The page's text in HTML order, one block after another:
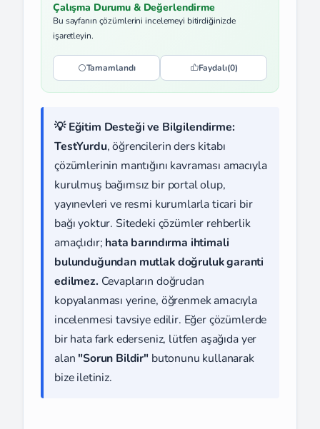
Çalışma Durumu & Değerlendirme
Bu sayfanın çözümlerini incelemeyi bitirdiğinizde
işaretleyin.
Tamamlandı Faydalı(0)
💡 Eğitim Desteği ve Bilgilendirme:
TestYurdu, öğrencilerin ders kitabı
çözümlerinin mantığını kavraması amacıyla
kurulmuş bağımsız bir portal olup,
yayınevleri ve resmi kurumlarla ticari bir
bağı yoktur. Sitedeki çözümler rehberlik
amaçlıdır; hata barındırma ihtimali
bulunduğundan mutlak doğruluk garanti
edilmez. Cevapların doğrudan
kopyalanması yerine, öğrenmek amacıyla
incelenmesi tavsiye edilir. Eğer çözümlerde
bir hata fark ederseniz, lütfen aşağıda yer
alan "Sorun Bildir" butonunu kullanarak
bize iletiniz.